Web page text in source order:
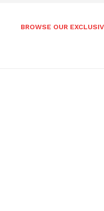
BROWSE OUR